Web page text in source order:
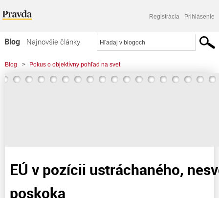
Registrácia Prihlásenie
Blog
Najnovšie články
Najčítanejšie články
Najkomentovanejšie články
Blog > Pokus o objektívny pohľad na svet
> EÚ v pozícii ustráchaného, nesvojprávneho poskoka
EÚ v pozícii ustráchaného,
poskoka